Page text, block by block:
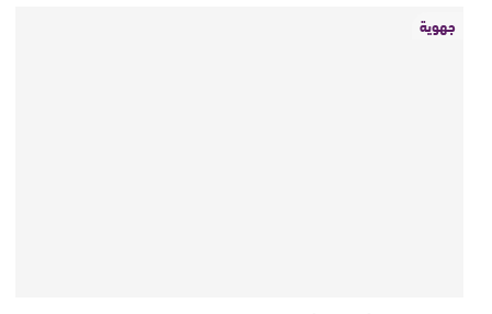
جهوية